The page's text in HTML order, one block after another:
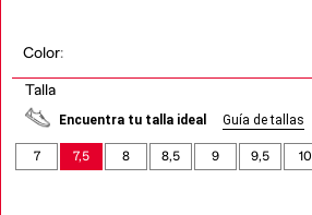
Color:
Talla
Encuentra tu talla ideal Guía de tallas
7 7,5 8 8,5 9 9,5 10